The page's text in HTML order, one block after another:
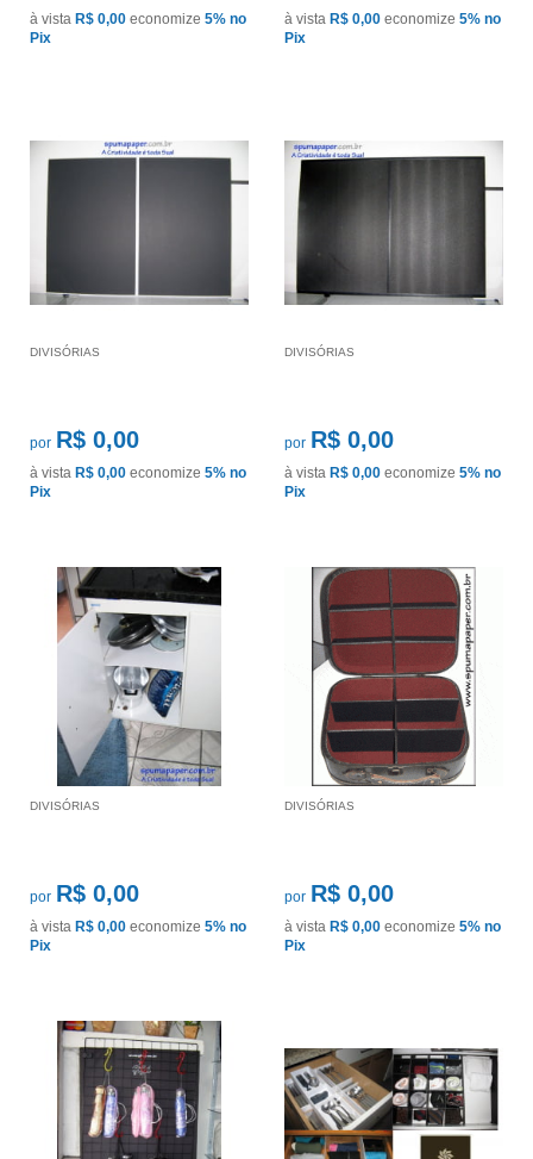
à vista R$ 0,00 economize 5% no
Pix
à vista R$ 0,00 economize 5% no
Pix
DIVISÓRIAS
por R$ 0,00
à vista R$ 0,00 economize 5% no
Pix
DIVISÓRIAS
por R$ 0,00
à vista R$ 0,00 economize 5% no
Pix
DIVISÓRIAS
por R$ 0,00
à vista R$ 0,00 economize 5% no
Pix
DIVISÓRIAS
por R$ 0,00
à vista R$ 0,00 economize 5% no
Pix